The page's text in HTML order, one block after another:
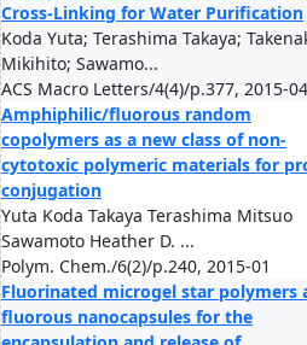
Cross-Linking for Water Purification
Koda Yuta; Terashima Takaya;
Mikihito; Sawamo...
ACS Macro Letters/4(4)/p.377, 2015-04
Amphiphilic/fluorous random
copolymers as a new class of non-
cytotoxic polymeric materials for
conjugation
Yuta Koda Takaya Terashima Mitsuo
Sawamoto Heather D. ...
Polym. Chem./6(2)/p.240, 2015-01
Fluorinated microgel star polymers
fluorous nanocapsules for the